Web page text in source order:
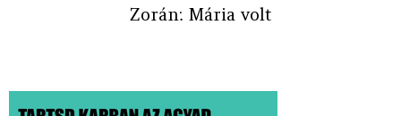
Zorán: Mária volt